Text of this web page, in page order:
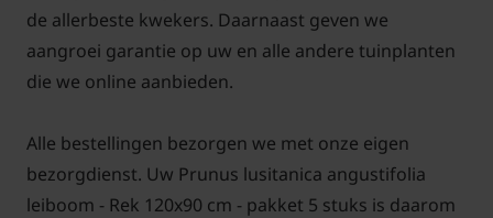
weer terug in model. Bij deze methode knipt u delen
van de zijscheuten af. In het vervolg zullen er vanaf
vertakkingen en dus meer blad, een dichtere
leiboom dus.
de allerbeste kwekers. Daarnaast geven we
aangroei garantie op uw en alle andere tuinplanten
die we online aanbieden.
Alle bestellingen bezorgen we met onze eigen
bezorgdienst. Uw Prunus lusitanica angustifolia
leiboom - Rek 120x90 cm - pakket 5 stuks is daarom